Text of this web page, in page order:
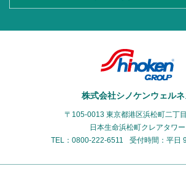
株式会社シノケンウェルネ
〒105-0013 東京都港区浜松町二丁
日本生命浜松町クレアタワー
TEL：0800-222-6511
受付時間：平日